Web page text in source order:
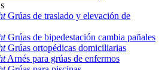
Grúas de traslado y elevación de
Grúas de bipedestación cambia pañales
Grúas ortopédicas domiciliarias
Arnés para grúas de enfermos